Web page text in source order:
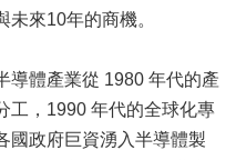
來10年的商機。
導體產業從 1980 年代的產
工，1990 年代的全球化專
國政府巨資湧入半導體製